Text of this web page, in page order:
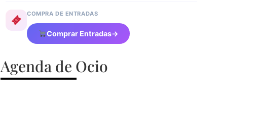
COMPRA DE ENTRADAS
Comprar Entradas→
Agenda de Ocio